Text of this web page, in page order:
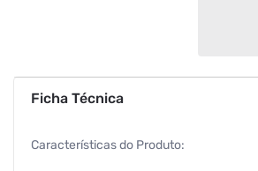
Ficha Técnica
Características do Produto: